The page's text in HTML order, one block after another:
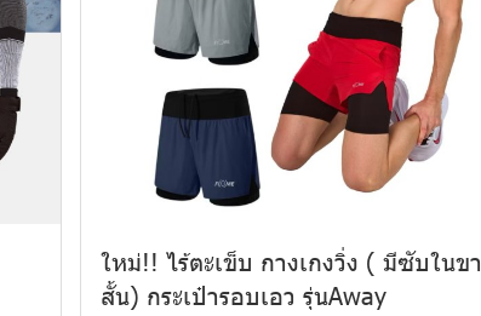
ใหม่!! ไร้ตะเข็บ กางเกงวิ่ง ( มีซับในขา
สั้น) กระเป๋ารอบเอว รุ่นAway